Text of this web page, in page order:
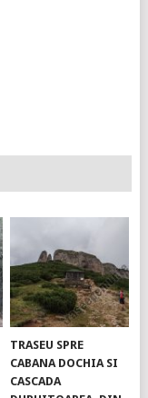
TRASEU SPRE
CABANA DOCHIA SI
CASCADA